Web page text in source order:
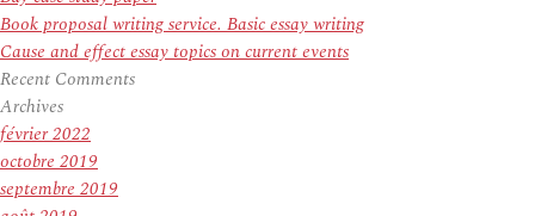
Book proposal writing service. Basic essay writing
Cause and effect essay topics on current events
Recent Comments
Archives
février 2022
octobre 2019
septembre 2019